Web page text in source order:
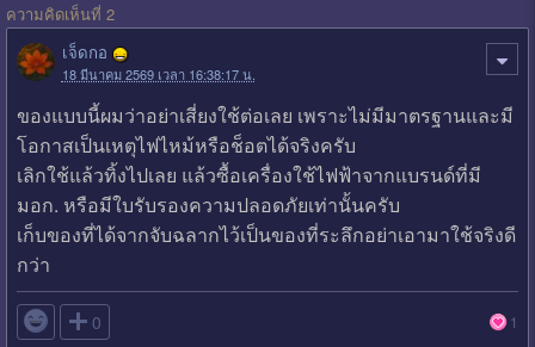
ความคิดเห็นที่ 2
เจ็ดกอ
18 มีนาคม 2569 เวลา 16:38:17 น.
ของแบบนี้ผมว่าอย่าเสี่ยงใช้ต่อเลย เพราะไม่มีมาตรฐานและมี
โอกาสเป็นเหตุไฟไหม้หรือช็อตได้จริงครับ
เลิกใช้แล้วทิ้งไปเลย แล้วซื้อเครื่องใช้ไฟฟ้าจากแบรนด์ที่มี
มอก. หรือมีใบรับรองความปลอดภัยเท่านั้นครับ
เก็บของที่ได้จากจับฉลากไว้เป็นของที่ระลึกอย่าเอามาใช้จริงดี
กว่า
 0 1